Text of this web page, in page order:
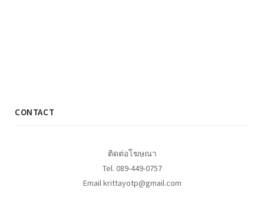
CONTACT
ติดต่อโฆษณา
Tel. 089-449-0757
Email krittayotp@gmail.com